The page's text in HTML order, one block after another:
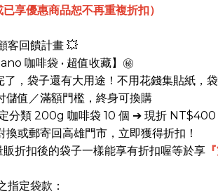
已享優惠商品恕不再重複折扣）
客回饋計畫 💥
咖啡袋 • 超值收藏】㊙️
了，袋子還有大用途！不用花錢集貼紙，袋
儲值／滿額門檻，終身可換購
分類 200g 咖啡袋 10 個 ➔ 現折 NT$400
換或郵寄回高雄門市，立即獲得折扣！
販折扣後的袋子一樣能享有折扣喔等於享
指定袋款：